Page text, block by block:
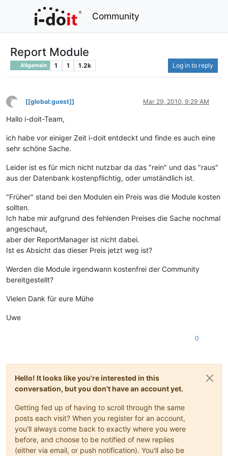
Community
Report Module
Allgemein 1 1 1.2k Log in to reply
?
This user is from outside of this forum
[[global:guest]] Mar 29, 2010, 9:29 AM
Hallo i-doit-Team,
ich habe vor einiger Zeit i-doit entdeckt und finde es auch eine
sehr schöne Sache.
Leider ist es für mich nicht nutzbar da das "rein" und das "raus"
aus der Datenbank kostenpflichtig, oder umständlich ist.
"Früher" stand bei den Modulen ein Preis was die Module kosten
sollten.
Ich habe mir aufgrund des fehlenden Preises die Sache nochmal
angeschaut,
aber der ReportManager ist nicht dabei.
Ist es Absicht das dieser Preis jetzt weg ist?
Werden die Module irgendwann kostenfrei der Community
bereitgestellt?
Vielen Dank für eure Mühe
Uwe
0
Hello! It looks like you're interested in this
conversation, but you don't have an account yet.
Getting fed up of having to scroll through the same
posts each visit? When you register for an account,
you'll always come back to exactly where you were
before, and choose to be notified of new replies
(either via email, or push notification). You'll also be